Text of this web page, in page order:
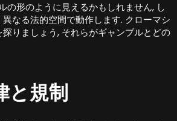
の形のように見えるかもしれません, し
なる法的空間で動作します. クローマシ
りましょう, それらがギャンブルとどの
と規制